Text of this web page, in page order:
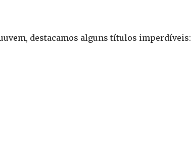
destacamos alguns títulos imperdíveis: